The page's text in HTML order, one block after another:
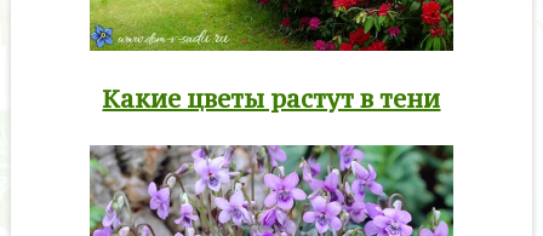
Какие цветы растут в тени